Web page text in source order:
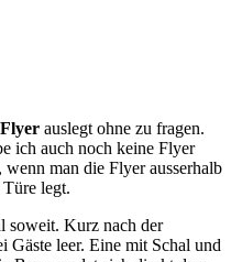
Flyer auslegt ohne zu fragen.
ich auch noch keine Flyer
wenn man die Flyer ausserhalb
legt.
soweit. Kurz nach der
leer. Eine mit Schal und